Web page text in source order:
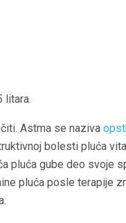
litara.
Astma se naziva
bolesti pluća
pluća gube deo svoje
pluća posle terapije